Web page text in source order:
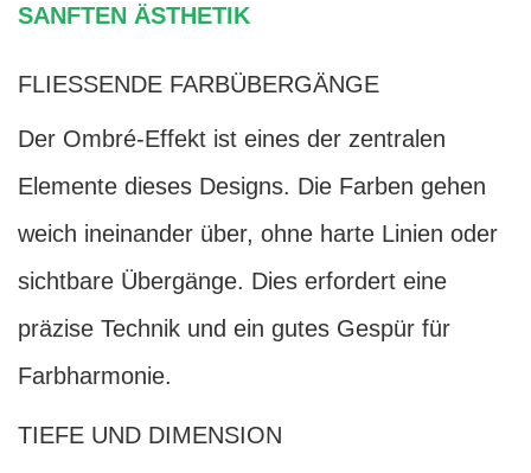
SANFTEN ÄSTHETIK
FLIESSENDE FARBÜBERGÄNGE
Der Ombré-Effekt ist eines der zentralen
Elemente dieses Designs. Die Farben gehen
weich ineinander über, ohne harte Linien oder
sichtbare Übergänge. Dies erfordert eine
präzise Technik und ein gutes Gespür für
Farbharmonie.
TIEFE UND DIMENSION